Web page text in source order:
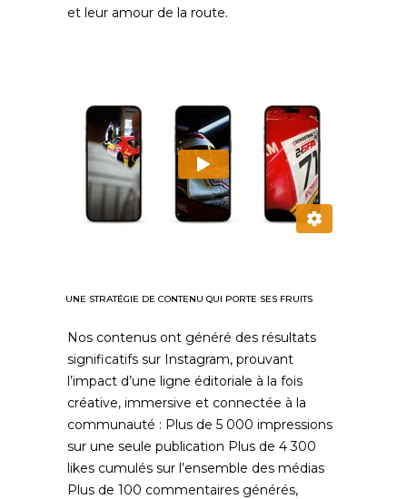
et leur amour de la route.
UNE STRATÉGIE DE CONTENU QUI PORTE SES FRUITS
Nos contenus ont généré des résultats
significatifs sur Instagram, prouvant
l’impact d’une ligne éditoriale à la fois
créative, immersive et connectée à la
communauté : Plus de 5 000 impressions
sur une seule publication Plus de 4 300
likes cumulés sur l’ensemble des médias
Plus de 100 commentaires générés,